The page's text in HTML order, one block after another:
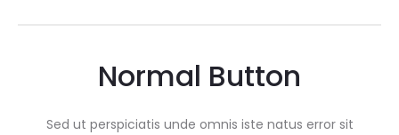
Normal Button
Sed ut perspiciatis unde omnis iste natus error sit